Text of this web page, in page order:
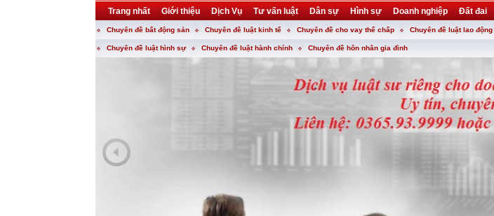
Trang nhất Giới thiệu Dịch Vụ Tư vấn luật Dân sự Hình sự Doanh nghiệp Đất đai
Khuyến mại Liên hệ forum utility
Chuyên đề bất động sản Chuyên đề luật kinh tế Chuyên đề cho vay thế chấp Chuyên đề luật lao động
Chuyên đề luật hình sự Chuyên đề luật hành chính Chuyên đề hôn nhân gia đình